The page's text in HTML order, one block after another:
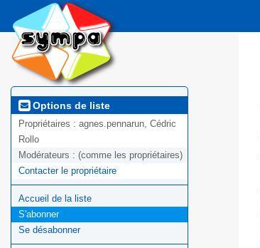
Options de liste
Propriétaires : agnes.pennarun, Cédric
Rollo
Modérateurs : (comme les propriétaires)
Contacter le propriétaire
Accueil de la liste
S'abonner
Se désabonner